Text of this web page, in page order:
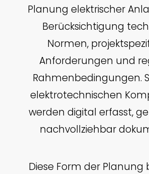
Planung elektrischer
Berücksichtigung
Normen,
Anforderungen und
Rahmenbedingungen.
elektrotechnischen
werden digital erfasst,
nachvollziehbar
Diese Form der Planung